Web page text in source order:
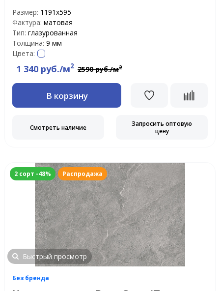
Размер: 1191x595
Фактура: матовая
Тип: глазурованная
Толщина: 9 мм
Цвета:
1 340 руб./м2 2590 руб./м2
В корзину
Смотреть наличие
Запросить оптовую
цену
2 сорт -48% Распродажа
Быстрый просмотр
Без бренда